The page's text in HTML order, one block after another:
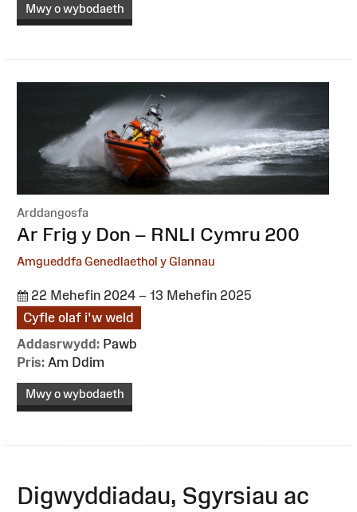
Mwy o wybodaeth
Arddangosfa
:Ar Frig y Don – RNLI Cymru 200
Amgueddfa Genedlaethol y Glannau
22 Mehefin 2024 – 13 Mehefin 2025
Cyfle olaf i'w weld
Addasrwydd: Pawb
Pris: Am Ddim
Mwy o wybodaeth
Digwyddiadau, Sgyrsiau ac